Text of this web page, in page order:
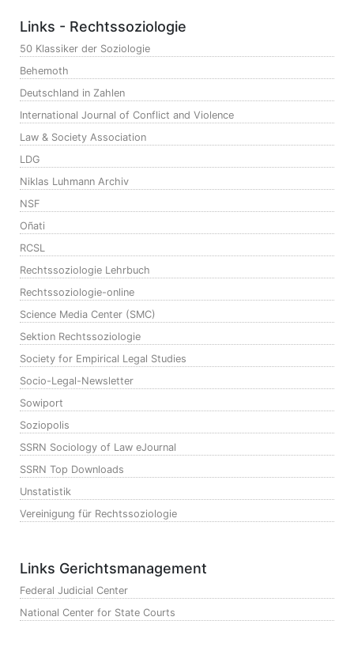
Links - Rechtssoziologie
50 Klassiker der Soziologie
Behemoth
Deutschland in Zahlen
International Journal of Conflict and Violence
Law & Society Association
LDG
Niklas Luhmann Archiv
NSF
Oñati
RCSL
Rechtssoziologie Lehrbuch
Rechtssoziologie-online
Science Media Center (SMC)
Sektion Rechtssoziologie
Society for Empirical Legal Studies
Socio-Legal-Newsletter
Sowiport
Soziopolis
SSRN Sociology of Law eJournal
SSRN Top Downloads
Unstatistik
Vereinigung für Rechtssoziologie
Links Gerichtsmanagement
Federal Judicial Center
National Center for State Courts